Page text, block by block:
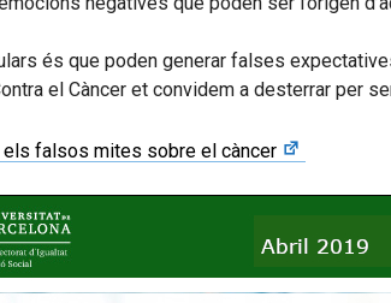
és que poden generar falses
el Càncer et convidem a desterrar per
falsos mites sobre el càncer